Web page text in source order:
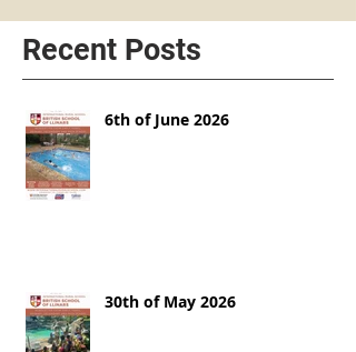
Recent Posts
6th of June 2026
30th of May 2026